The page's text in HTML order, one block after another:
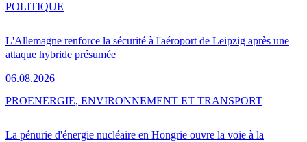
L'Allemagne renforce la sécurité à l'aéroport de Leipzig après une
attaque hybride présumée
06.08.2026
POLITIQUE
La pénurie d'énergie nucléaire en Hongrie ouvre la voie à la
PROENERGIE, ENVIRONNEMENT ET TRANSPORT